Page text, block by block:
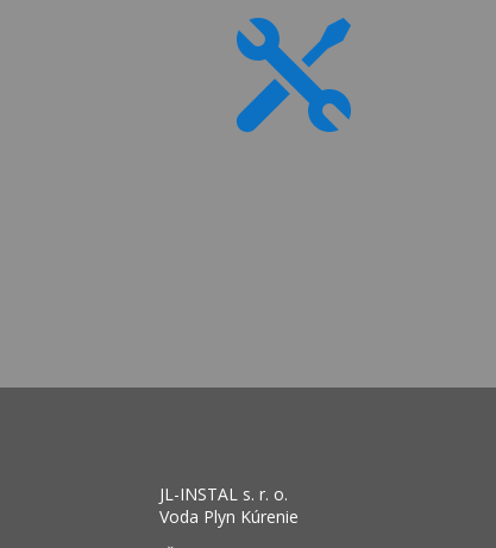

JL-INSTAL s. r. o.
Voda Plyn Kúrenie